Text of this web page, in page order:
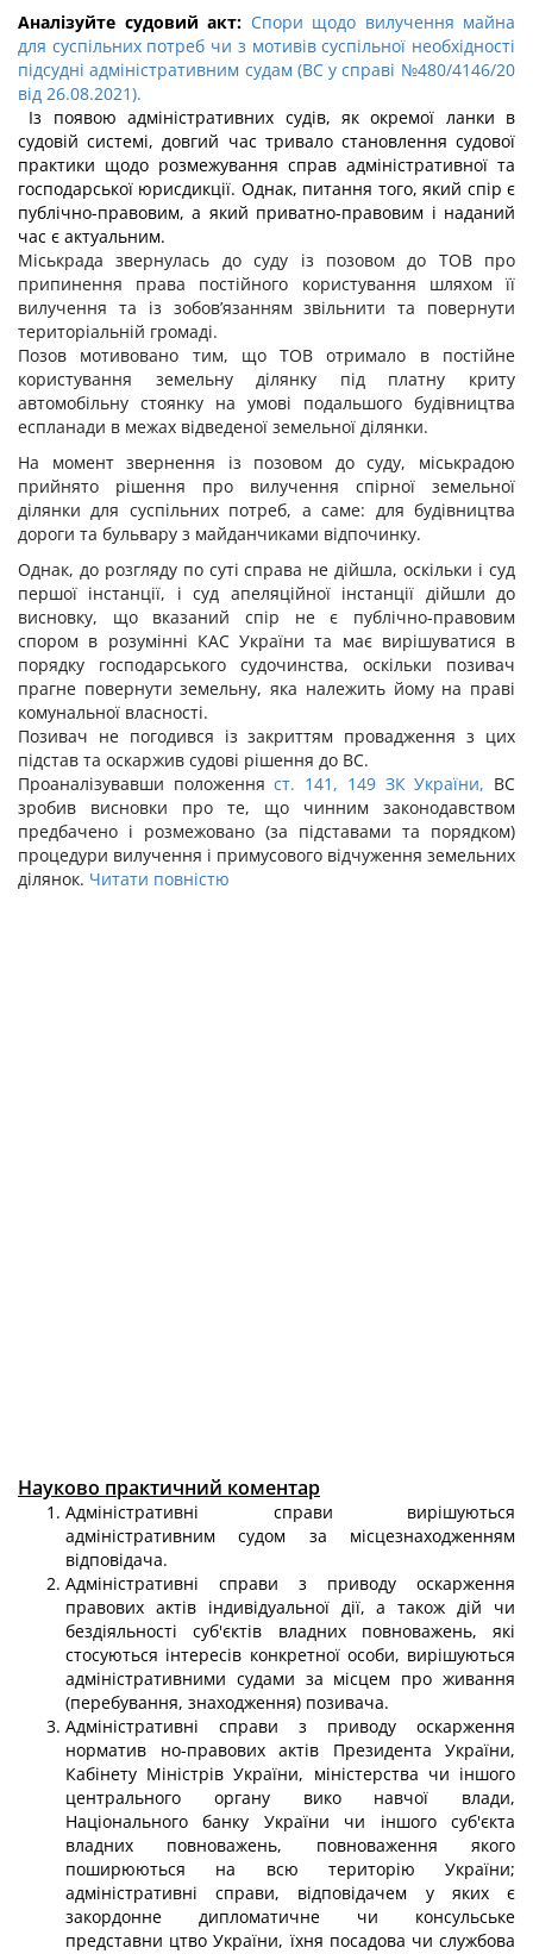
Аналізуйте судовий акт: Спори щодо вилучення майна
для суспільних потреб чи з мотивів суспільної необхідності
підсудні адміністративним судам (ВС у справі №480/4146/20
від 26.08.2021).
Із появою адміністративних судів, як окремої ланки в
судовій системі, довгий час тривало становлення судової
практики щодо розмежування справ адміністративної та
господарської юрисдикції. Однак, питання того, який спір є
публічно-правовим, а який приватно-правовим і наданий
час є актуальним.
Міськрада звернулась до суду із позовом до ТОВ про
припинення права постійного користування шляхом її
вилучення та із зобов’язанням звільнити та повернути
територіальній громаді.
Позов мотивовано тим, що ТОВ отримало в постійне
користування земельну ділянку під платну криту
автомобільну стоянку на умові подальшого будівництва
еспланади в межах відведеної земельної ділянки.
На момент звернення із позовом до суду, міськрадою
прийнято рішення про вилучення спірної земельної
ділянки для суспільних потреб, а саме: для будівництва
дороги та бульвару з майданчиками відпочинку.
Однак, до розгляду по суті справа не дійшла, оскільки і суд
першої інстанції, і суд апеляційної інстанції дійшли до
висновку, що вказаний спір не є публічно-правовим
спором в розумінні КАС України та має вирішуватися в
порядку господарського судочинства, оскільки позивач
прагне повернути земельну, яка належить йому на праві
комунальної власності.
Позивач не погодився із закриттям провадження з цих
підстав та оскаржив судові рішення до ВС.
Проаналізувавши положенняст. 141, 149 ЗК України, ВС
зробив висновки про те, що чинним законодавством
предбачено і розмежовано (за підставами та порядком)
процедури вилучення і примусового відчуження земельних
ділянок. Читати повністю
Науково практичний коментар
Адміністративні справи вирішуються
адміністративним судом за місцезнаходженням
відповідача.
Адміністративні справи з приводу оскарження
правових актів індивідуальної дії, а також дій чи
бездіяльності суб'єктів владних повноважень, які
стосуються інтересів конкретної особи, вирішуються
адміністративними судами за місцем про живання
(перебування, знаходження) позивача.
Адміністративні справи з приводу оскарження
норматив но-правових актів Президента України,
Кабінету Міністрів України, міністерства чи іншого
центрального органу вико навчої влади,
Національного банку України чи іншого суб'єкта
владних повноважень, повноваження якого
поширюються на всю територію України;
адміністративні справи, відповідачем у яких є
закордонне дипломатичне чи консульське
представни цтво України, їхня посадова чи службова